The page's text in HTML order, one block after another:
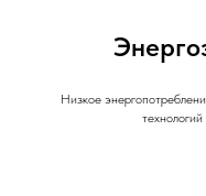
Низкое